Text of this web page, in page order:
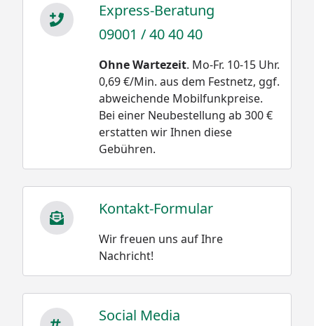
Express-Beratung
09001 / 40 40 40
Ohne Wartezeit. Mo-Fr. 10-15 Uhr.
0,69 €/Min. aus dem Festnetz, ggf.
abweichende Mobilfunkpreise.
Bei einer Neubestellung ab 300 €
erstatten wir Ihnen diese
Gebühren.
Kontakt-Formular
Wir freuen uns auf Ihre
Nachricht!
Social Media